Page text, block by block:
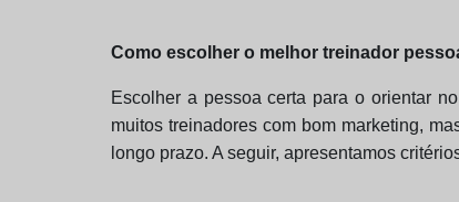
Como escolher o melhor treinador
Escolher a pessoa certa para o orientar
muitos treinadores com bom marketing,
longo prazo. A seguir, apresentamos